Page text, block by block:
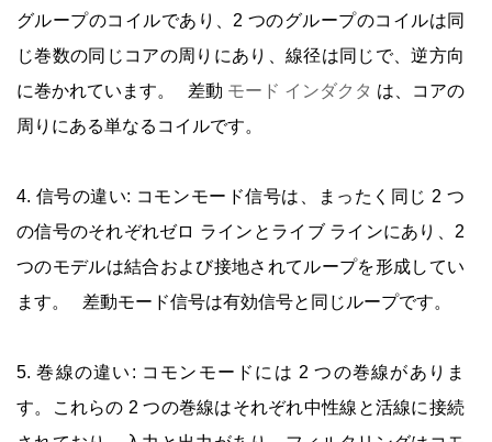
グループのコイルであり、2 つのグループのコイルは同
じ巻数の同じコアの周りにあり、線径は同じで、逆方向
に巻かれています。 差動 モード インダクタ は、コアの
周りにある単なるコイルです。
4. 信号の違い: コモンモード信号は、まったく同じ 2 つ
の信号のそれぞれゼロ ラインとライブ ラインにあり、2
つのモデルは結合および接地されてループを形成してい
ます。 差動モード信号は有効信号と同じループです。
5. 巻線の違い: コモンモードには 2 つの巻線がありま
す。これらの 2 つの巻線はそれぞれ中性線と活線に接続